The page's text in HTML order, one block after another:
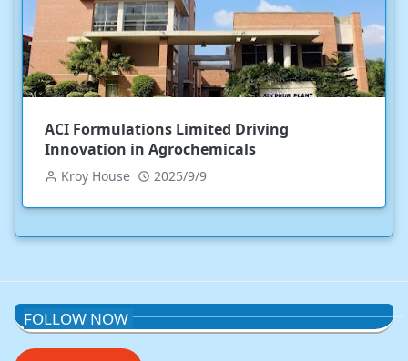
ACI Formulations Limited Driving
Innovation in Agrochemicals
Kroy House 2025/9/9
FOLLOW NOW